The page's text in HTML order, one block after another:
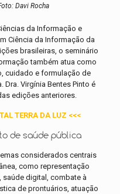
Davi Rocha
da Informação e
Ciência da Informação da
brasileiras, o seminário
também atua como
cuidado e formulação de
Virgínia Bentes Pinto é
edições anteriores.
TERRA DA LUZ <<<
de saúde pública
considerados centrais
como representação
digital, combate à
de prontuários, atuação